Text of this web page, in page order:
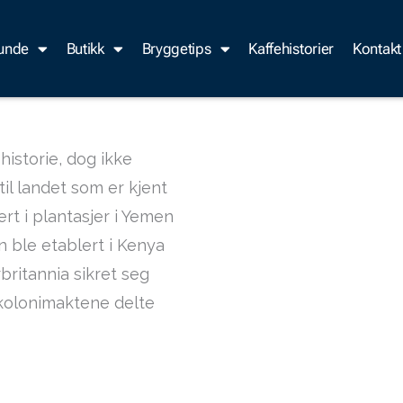
Butikk Bryggetips Kaffehistorier
dog ikke
landet som er kjent
i plantasjer i Yemen
ble etablert i Kenya
sikret seg
delte